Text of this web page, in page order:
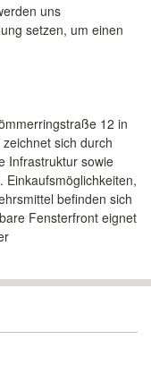
uns
setzen, um einen
12 in
sich durch
Infrastruktur sowie
befinden sich
Fensterfront eignet